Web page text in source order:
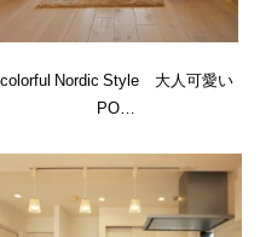
colorful Nordic Style 大人可愛い
PO…